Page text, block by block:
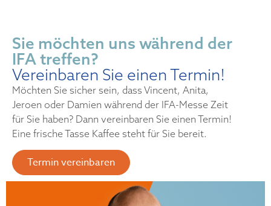
Sie möchten uns während der
IFA treffen?
Vereinbaren Sie einen Termin!
Möchten Sie sicher sein, dass Vincent, Anita,
Jeroen oder Damien während der IFA-Messe Zeit
für Sie haben? Dann vereinbaren Sie einen Termin!
Eine frische Tasse Kaffee steht für Sie bereit.
Termin vereinbaren